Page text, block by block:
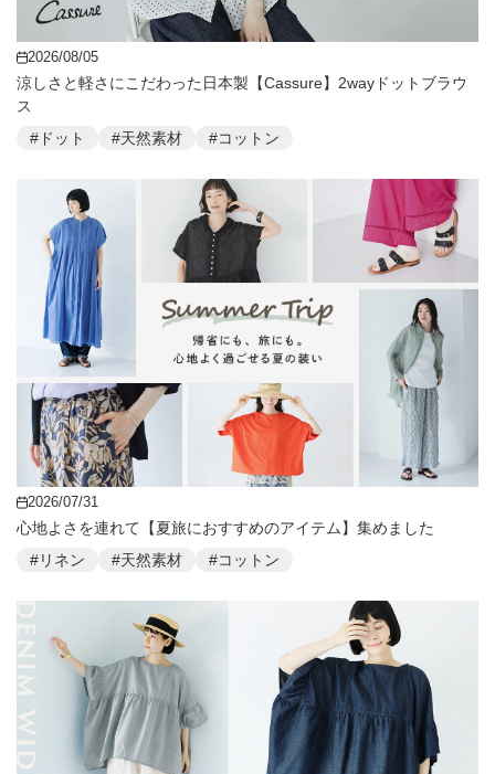
2026/08/05
涼しさと軽さにこだわった日本製【Cassure】2wayドットブラウ
ス
#ドット
#天然素材 #コットン
2026/07/31
心地よさを連れて【夏旅におすすめのアイテム】集めました
#リネン
#天然素材 #コットン